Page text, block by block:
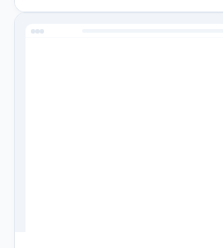
chất lượng cao, trưng bày mẫu
qua các thuật toán AI tiên tiến.